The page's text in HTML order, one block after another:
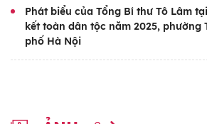
Tổng Bí thư Tô Lâm, Bí thư
Nguyễn Duy Ngọc và Chủ tịch
Phát biểu của Tổng Bí thư Tô Lâm
kết toàn dân tộc năm 2025, phường
phố Hà Nội